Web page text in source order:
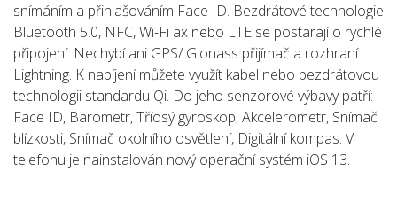
snímáním a přihlašováním Face ID. Bezdrátové technologie
Bluetooth 5.0, NFC, Wi-Fi ax nebo LTE se postarají o rychlé
připojení. Nechybí ani GPS/ Glonass přijímač a rozhraní
Lightning. K nabíjení můžete využít kabel nebo bezdrátovou
technologii standardu Qi. Do jeho senzorové výbavy patří:
Face ID, Barometr, Tříosý gyroskop, Akcelerometr, Snímač
blízkosti, Snímač okolního osvětlení, Digitální kompas. V
telefonu je nainstalován nový operační systém iOS 13.